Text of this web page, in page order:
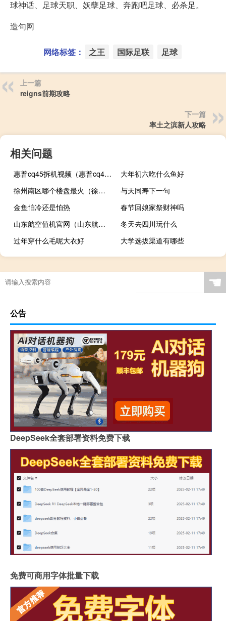
球神话、足球天职、妖孽足球、奔跑吧足球、必杀足。
造句网
网络标签： 之王 国际足联 足球
上一篇
reigns前期攻略
下一篇
率土之滨新人攻略
相关问题
惠普cq45拆机视频（惠普cq45拆机）
大年初六吃什么鱼好
徐州南区哪个楼盘最火（徐州市南区的 新楼盘 现在都有哪些）
与天同寿下一句
金鱼怕冷还是怕热
春节回娘家祭财神吗
山东航空值机官网（山东航空值机）
冬天去四川玩什么
过年穿什么毛呢大衣好
大学选拔渠道有哪些
☚
公告
DeepSeek全套部署资料免费下载
免费可商用字体批量下载